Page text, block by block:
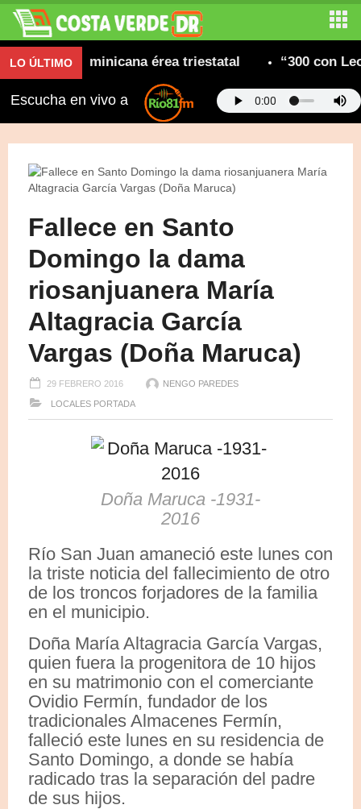
LO ÚLTIMOdominicana érea triestatal “300 con
Escucha en vivo a
Fallece en Santo
Domingo la dama
riosanjuanera María
Altagracia García
Vargas (Doña Maruca)
29 FEBRERO 2016 NENGO PAREDES
LOCALES PORTADA
Doña Maruca -1931-
2016
Río San Juan amaneció este lunes con
la triste noticia del fallecimiento de otro
de los troncos forjadores de la familia
en el municipio.
Doña María Altagracia García Vargas,
quien fuera la progenitora de 10 hijos
en su matrimonio con el comerciante
Ovidio Fermín, fundador de los
tradicionales Almacenes Fermín,
falleció este lunes en su residencia de
Santo Domingo, a donde se había
radicado tras la separación del padre
de sus hijos.